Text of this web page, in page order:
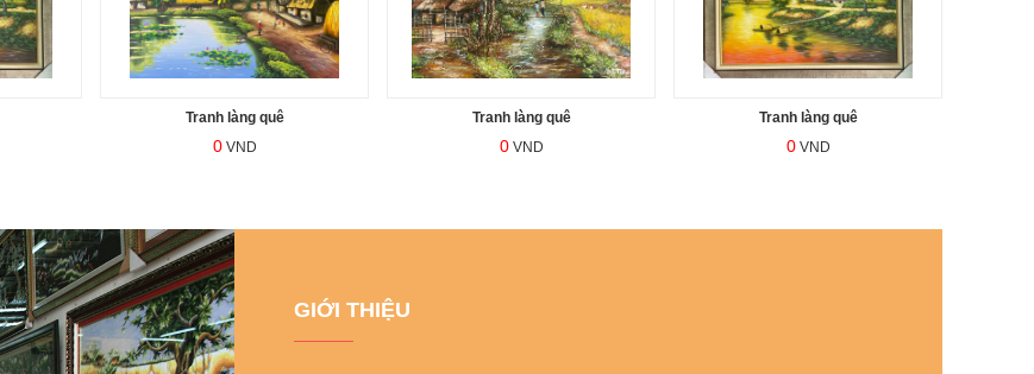
Tranh làng quê
0VND
Tranh làng quê
0VND
Tranh làng quê
0VND
GIỚI THIỆU